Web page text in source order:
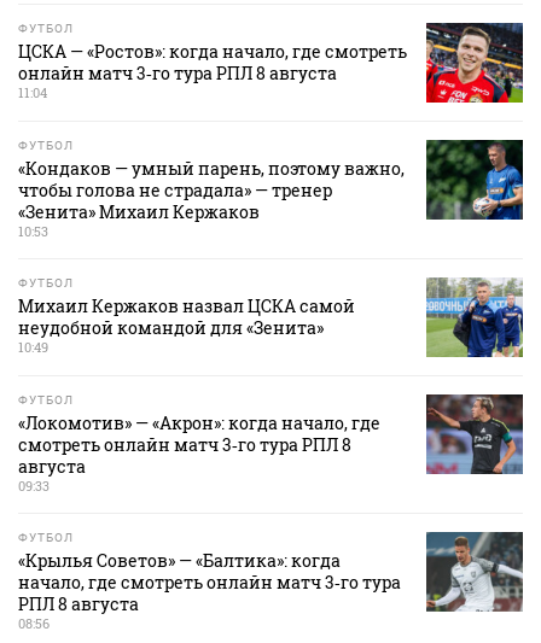
ФУТБОЛ
ЦСКА — «Ростов»: когда начало, где смотреть
онлайн матч 3‑го тура РПЛ 8 августа
11:04
ФУТБОЛ
«Кондаков — умный парень, поэтому важно,
чтобы голова не страдала» — тренер
«Зенита» Михаил Кержаков
10:53
ФУТБОЛ
Михаил Кержаков назвал ЦСКА самой
неудобной командой для «Зенита»
10:49
ФУТБОЛ
«Локомотив» — «Акрон»: когда начало, где
смотреть онлайн матч 3‑го тура РПЛ 8
августа
09:33
ФУТБОЛ
«Крылья Советов» — «Балтика»: когда
начало, где смотреть онлайн матч 3‑го тура
РПЛ 8 августа
08:56